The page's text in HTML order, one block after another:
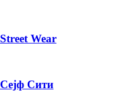
Street Wear
Сејф Сити